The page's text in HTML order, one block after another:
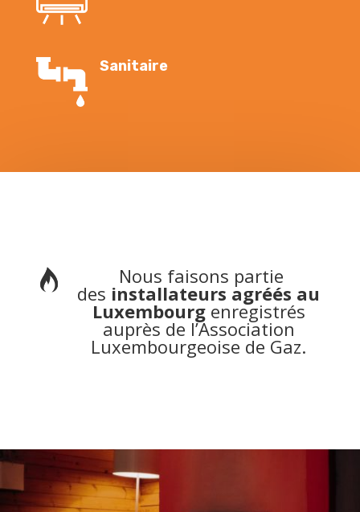
Sanitaire
Nous faisons partie
des installateurs agréés au
Luxembourgenregistrés
auprès de l’Association
Luxembourgeoise de Gaz.